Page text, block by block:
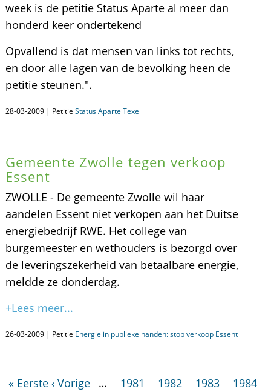
week is de petitie Status Aparte al meer dan
honderd keer ondertekend
Opvallend is dat mensen van links tot rechts,
en door alle lagen van de bevolking heen de
petitie steunen.".
28-03-2009 | Petitie Status Aparte Texel
Gemeente Zwolle tegen verkoop
Essent
ZWOLLE - De gemeente Zwolle wil haar
aandelen Essent niet verkopen aan het Duitse
energiebedrijf RWE. Het college van
burgemeester en wethouders is bezorgd over
de leveringszekerheid van betaalbare energie,
meldde ze donderdag.
+Lees meer...
26-03-2009 | Petitie Energie in publieke handen: stop verkoop Essent
« Eerste ‹ Vorige … 1981 1982 1983
1984